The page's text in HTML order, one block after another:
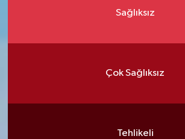
Sağlıksız
Çok Sağlıksız
Tehlikeli